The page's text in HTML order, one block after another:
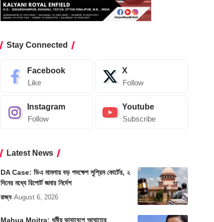
Stay Connected
Facebook
Like
X
Follow
Instagram
Follow
Youtube
Subscribe
Latest News
DA Case: ডিএ মামলায় বড় পদক্ষেপ সুপ্রিম কোর্টের, ২
দিনের মধ্যে রিপোর্ট জমার নির্দেশ
রাজ্য August 6, 2026
Mahua Moitra: ধর্মীয় ভাবাবেগে আঘাতের